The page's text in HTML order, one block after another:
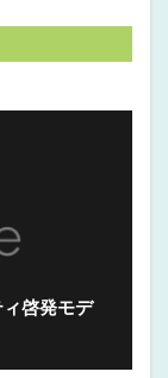
啓発モデ